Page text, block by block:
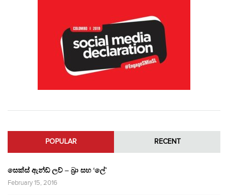
POPULAR RECENT
සෙක්ස් ඇන්ඩ් ලව් – බ්‍රා සහ ‘ලේ’
February 15, 2016